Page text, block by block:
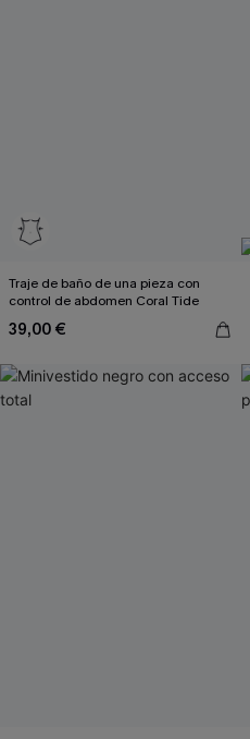
Traje de baño de una pieza con
control de abdomen Coral Tide
39,00 €